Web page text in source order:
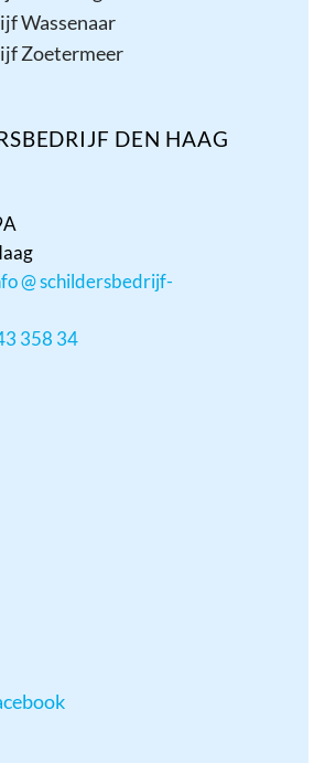
Wassenaar
Zoetermeer
DEN HAAG
@ schildersbedrijf-
358 34